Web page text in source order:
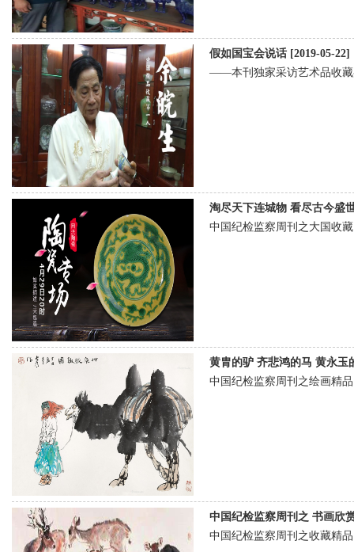
假如国宝会说话 [2019-05-22]
——本刊独家采访艺术品收
淘尽天下连城物 看尽古今盛
中国纪检监察周刊之大国收
黄胄的驴 齐悲鸿的马 黄永
中国纪检监察周刊之绘画精
中国纪检监察周刊之 书画欣
中国纪检监察周刊之收藏精